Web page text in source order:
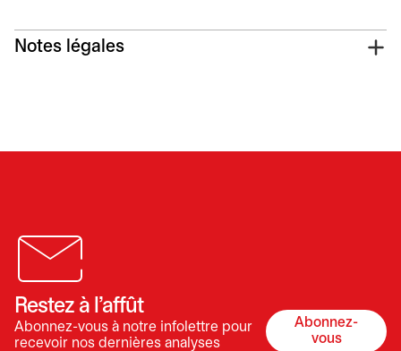
Notes légales
Restez à l’affût
Abonnez-vous à notre infolettre pour
recevoir nos dernières analyses
Abonnez-
vous
s’ouvre